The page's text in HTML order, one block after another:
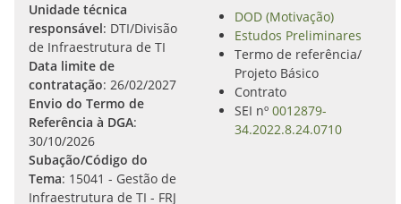
Unidade técnica
responsável: DTI/Divisão
de Infraestrutura de TI
Data limite de
contratação: 26/02/2027
Envio do Termo de
Referência à DGA:
30/10/2026
Subação/Código do
Tema: 15041 - Gestão de
Infraestrutura de TI - FRJ
DOD (Motivação)
Estudos Preliminares
Termo de referência/
Projeto Básico
Contrato
SEI nº 0012879-
34.2022.8.24.0710